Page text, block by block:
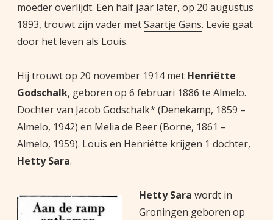
moeder overlijdt. Een half jaar later, op 20 augustus
1893, trouwt zijn vader metSaartje Gans. Levie gaat
door het leven als Louis.
Hij trouwt op 20 november 1914 met Henriëtte
Godschalk, geboren op 6 februari 1886 te Almelo.
Dochter van Jacob Godschalk* (Denekamp, 1859 –
Almelo, 1942) en Melia de Beer (Borne, 1861 –
Almelo, 1959). Louis en Henriëtte krijgen 1 dochter,
Hetty Sara.
Hetty Sara wordt in
Groningen geboren op